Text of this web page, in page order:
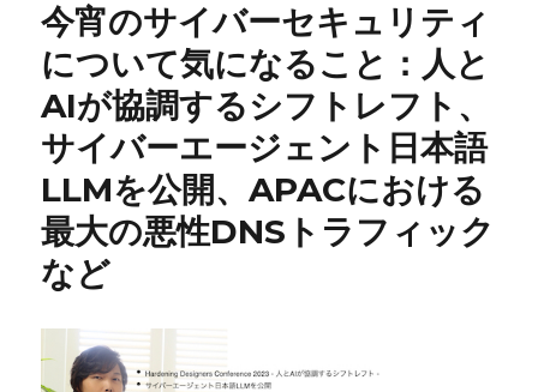
今宵のサイバーセキュリティ
について気になること：人と
AIが協調するシフトレフト、
サイバーエージェント日本語
LLMを公開、APACにおける
最大の悪性DNSトラフィック
など